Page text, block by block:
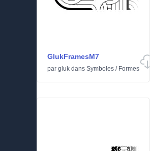
GlukFramesM7
par gluk dans Symboles / Formes